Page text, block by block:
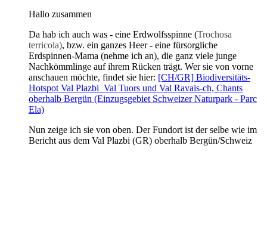
Hallo zusammen
Da hab ich auch was - eine Erdwolfsspinne (Trochosa
terricola), bzw. ein ganzes Heer - eine fürsorgliche
Erdspinnen-Mama (nehme ich an), die ganz viele junge
Nachkömmlinge auf ihrem Rücken trägt. Wer sie von vorne
anschauen möchte, findet sie hier: [CH/GR] Biodiversitäts-
Hotspot Val Plazbi_Val Tuors und Val Ravais-ch, Chants
oberhalb Bergün (Einzugsgebiet Schweizer Naturpark - Parc
Ela)
Nun zeige ich sie von oben. Der Fundort ist der selbe wie im
Bericht aus dem Val Plazbi (GR) oberhalb Bergün/Schweiz